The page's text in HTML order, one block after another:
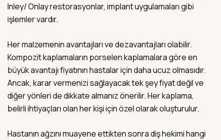
Inley/ Onlay restorasyonlar, implant uygulamaları gibi
işlemler vardır.
Her malzemenin avantajları ve dezavantajları olabilir.
Kompozit kaplamaların porselen kaplamalara göre en
büyük avantajı fiyatının hastalar için daha ucuz olmasıdır.
Ancak, karar vermenizi sağlayacak tek şey fiyat değil ve
diğer yönleri de dikkate almanız önerilir. Her kaplama,
belirli ihtiyaçları olan her kişi için özel olarak oluşturulur.
Hastanın ağzını muayene ettikten sonra diş hekimi hangi